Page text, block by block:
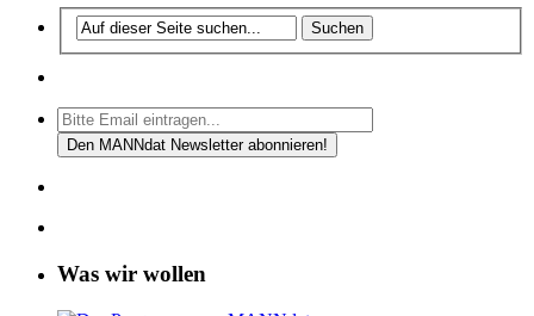
Was wir wollen